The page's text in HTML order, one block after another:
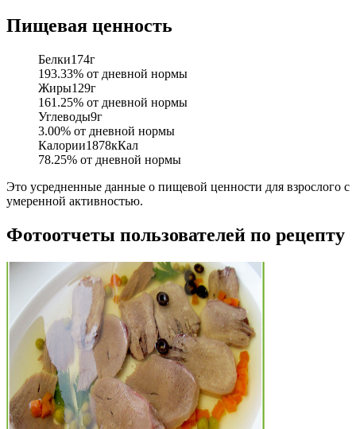
Пищевая ценность
Белки174г
193.33% от дневной нормы
Жиры129г
161.25% от дневной нормы
Углеводы9г
3.00% от дневной нормы
Калории1878кКал
78.25% от дневной нормы
Это усредненные данные о пищевой ценности для взрослого с
умеренной активностью.
Фотоотчеты пользователей по рецепту